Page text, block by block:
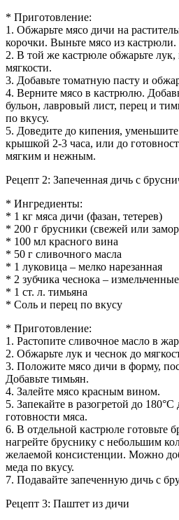
* Приготовление:
1. Обжарьте мясо дичи на
корочки. Выньте мясо из кастрюли.
2. В той же кастрюле обжарьте лук,
мягкости.
3. Добавьте томатную пасту и
4. Верните мясо в кастрюлю.
бульон, лавровый лист, перец и
по вкусу.
5. Доведите до кипения,
крышкой 2-3 часа, или до
мягким и нежным.
Рецепт 2: Запеченная дичь с
* Ингредиенты:
* 1 кг мяса дичи (фазан, тетерев)
* 200 г брусники (свежей или
* 100 мл красного вина
* 50 г сливочного масла
* 1 луковица – мелко нарезанная
* 2 зубчика чеснока – измельченные
* 1 ст. л. тимьяна
* Соль и перец по вкусу
* Приготовление:
1. Растопите сливочное масло в
2. Обжарьте лук и чеснок до
3. Положите мясо дичи в форму,
Добавьте тимьян.
4. Залейте мясо красным вином.
5. Запекайте в разогретой до
готовности мяса.
6. В отдельной кастрюле готовьте
нагрейте бруснику с небольшим
желаемой консистенции. Можно
меда по вкусу.
7. Подавайте запеченную дичь с
Рецепт 3: Паштет из дичи